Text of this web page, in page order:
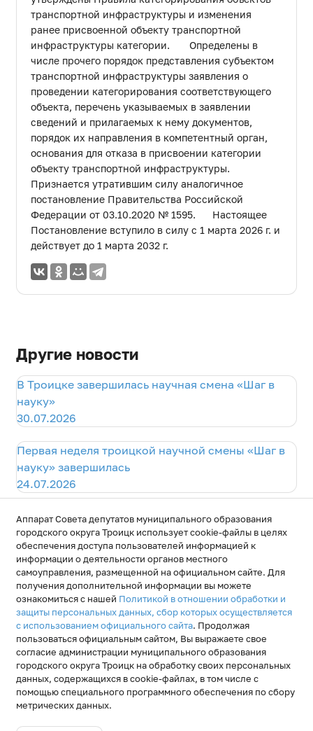
транспортной инфраструктуры и изменения
ранее присвоенной объекту транспортной
инфраструктуры категории. Определены в
числе прочего порядок представления субъектом
транспортной инфраструктуры заявления о
проведении категорирования соответствующего
объекта, перечень указываемых в заявлении
сведений и прилагаемых к нему документов,
порядок их направления в компетентный орган,
основания для отказа в присвоении категории
объекту транспортной инфраструктуры.
Признается утратившим силу аналогичное
постановление Правительства Российской
Федерации от 03.10.2020 № 1595. Настоящее
Постановление вступило в силу с 1 марта 2026 г. и
действует до 1 марта 2032 г.
Другие новости
В Троицке завершилась научная смена «Шаг в
науку»
30.07.2026
Первая неделя троицкой научной смены «Шаг в
науку» завершилась
24.07.2026
Научная смена «Шаг в науку» - стартовала
17.07.2026
© 2026
Муниципальное образование
городской округ Троицк
Аппарат Совета депутатов муниципального образования
городского округа Троицк использует cookie-файлы в целях
обеспечения доступа пользователей информацией к
информации о деятельности органов местного
самоуправления, размещенной на официальном сайте. Для
получения дополнительной информации вы можете
ознакомиться с нашей Политикой в отношении обработки и
защиты персональных данных, сбор которых осуществляется
с использованием официального сайта. Продолжая
пользоваться официальным сайтом, Вы выражаете свое
согласие администрации муниципального образования
городского округа Троицк на обработку своих персональных
данных, содержащихся в cookie-файлах, в том числе с
помощью специального программного обеспечения по сбору
метрических данных.